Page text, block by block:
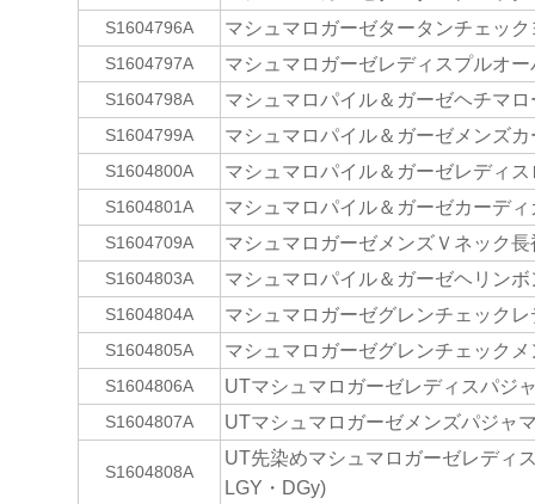
S1604796A マシュマロガーゼタータンチェッ
S1604797A マシュマロガーゼレディスプルオー
S1604798A マシュマロパイル＆ガーゼヘチマロ
S1604799A マシュマロパイル＆ガーゼメンズ
S1604800A マシュマロパイル＆ガーゼレディ
S1604801A マシュマロパイル＆ガーゼカーデ
S1604709A マシュマロガーゼメンズＶネック
S1604803A マシュマロパイル＆ガーゼヘリン
S1604804A マシュマロガーゼグレンチェック
S1604805A マシュマロガーゼグレンチェック
S1604806A UTマシュマロガーゼレディスパジ
S1604807A UTマシュマロガーゼメンズパジャ
S1604808A
UT先染めマシュマロガーゼレディ
LGY・DGy)